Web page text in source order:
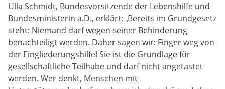
Ulla Schmidt, Bundesvorsitzende der Lebenshilfe und
Bundesministerin a.D., erklärt: „Bereits im Grundgesetz
steht: Niemand darf wegen seiner Behinderung
benachteiligt werden. Daher sagen wir: Finger weg von
der Eingliederungshilfe! Sie ist die Grundlage für
gesellschaftliche Teilhabe und darf nicht angetastet
werden. Wer denkt, Menschen mit